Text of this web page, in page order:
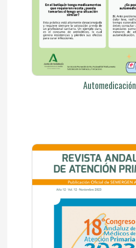
Automedicación